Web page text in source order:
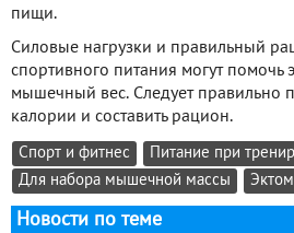
пищи.
Силовые нагрузки и правильный
спортивного питания могут помочь
мышечный вес. Следует правильно
калории и составить рацион.
Спорт и фитнес
Питание при
Для набора мышечной массы
Новости по теме